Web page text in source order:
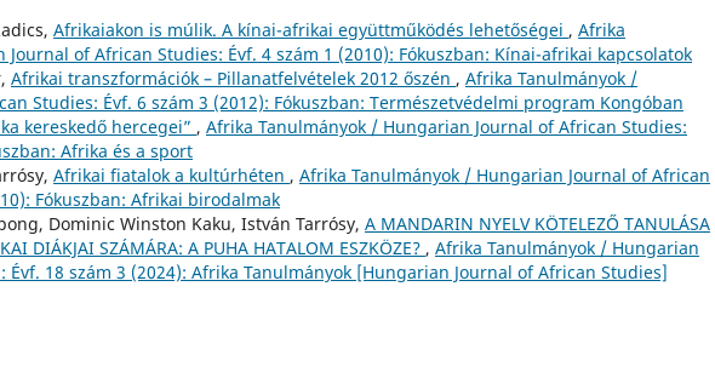
Afrikaiakon is múlik. A kínai-afrikai együttműködés lehetőségei , Afrika
of African Studies: Évf. 4 szám 1 (2010): Fókuszban: Kínai-afrikai kapcsolatok
Afrikai transzformációk – Pillanatfelvételek 2012 őszén , Afrika Tanulmányok /
Studies: Évf. 6 szám 3 (2012): Fókuszban: Természetvédelmi program Kongóban
kereskedő hercegei” , Afrika Tanulmányok / Hungarian Journal of African Studies:
Afrika és a sport
Afrikai fiatalok a kultúrhéten , Afrika Tanulmányok / Hungarian Journal of African
Fókuszban: Afrikai birodalmak
Dominic Winston Kaku, István Tarrósy, A MANDARIN NYELV KÖTELEZŐ TANULÁSA
DIÁKJAI SZÁMÁRA: A PUHA HATALOM ESZKÖZE? , Afrika Tanulmányok / Hungarian
Évf. 18 szám 3 (2024): Afrika Tanulmányok [Hungarian Journal of African Studies]